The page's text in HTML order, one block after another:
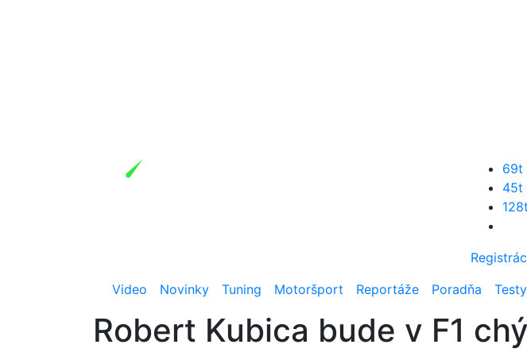
69t
45t
Video
Novinky Tuning Motoršport Reportáže Poradňa
Robert Kubica bude v F1